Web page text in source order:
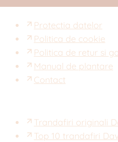
Protectia datelor
Politica de cookie
Politica de retur si
Manual de plantare
Contact
Trandafiri originali
Top 10 trandafiri